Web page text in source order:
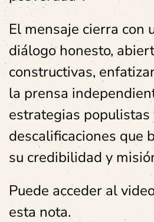
El mensaje cierra con
diálogo honesto,
constructivas,
la prensa
estrategias populistas
descalificaciones que
su credibilidad y
Puede acceder al
esta nota.